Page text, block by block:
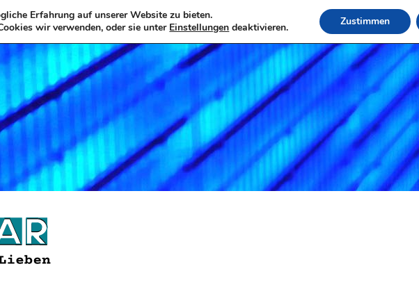
Erfahrung auf unserer Website zu bieten.
wir verwenden, oder sie unter Einstellungen deaktivieren. Zustimmen